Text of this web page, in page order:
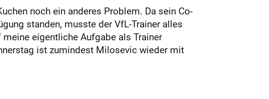
noch ein anderes Problem. Da sein Co-
standen, musste der VfL-Trainer alles
eigentliche Aufgabe als Trainer
ist zumindest Milosevic wieder mit